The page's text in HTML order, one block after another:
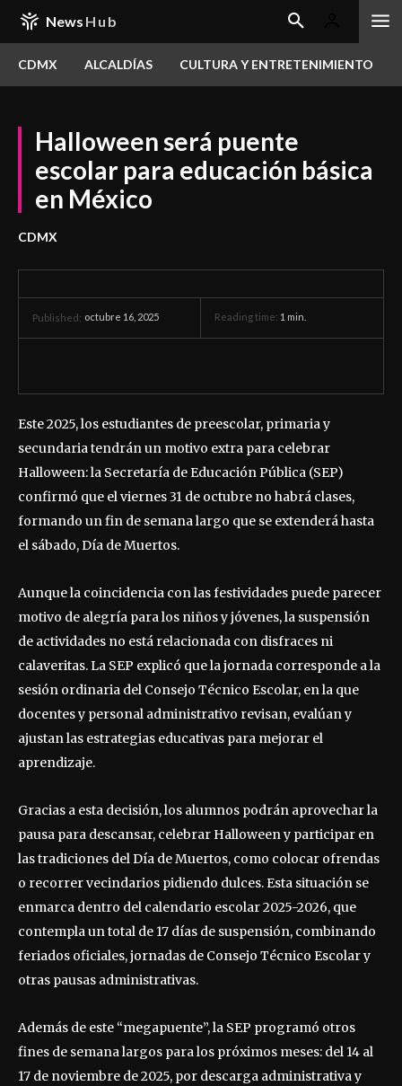
News Hub
CDMX ALCALDÍAS CULTURA Y ENTRETENIMIENTO
Halloween será puente
escolar para educación básica
en México
CDMX
Published: octubre 16, 2025 Reading time: 1 min.
Este 2025, los estudiantes de preescolar, primaria y
secundaria tendrán un motivo extra para celebrar
Halloween: la Secretaría de Educación Pública (SEP)
confirmó que el viernes 31 de octubre no habrá clases,
formando un fin de semana largo que se extenderá hasta
el sábado, Día de Muertos.
Aunque la coincidencia con las festividades puede parecer
motivo de alegría para los niños y jóvenes, la suspensión
de actividades no está relacionada con disfraces ni
calaveritas. La SEP explicó que la jornada corresponde a la
sesión ordinaria del Consejo Técnico Escolar, en la que
docentes y personal administrativo revisan, evalúan y
ajustan las estrategias educativas para mejorar el
aprendizaje.
Gracias a esta decisión, los alumnos podrán aprovechar la
pausa para descansar, celebrar Halloween y participar en
las tradiciones del Día de Muertos, como colocar ofrendas
o recorrer vecindarios pidiendo dulces. Esta situación se
enmarca dentro del calendario escolar 2025-2026, que
contempla un total de 17 días de suspensión, combinando
feriados oficiales, jornadas de Consejo Técnico Escolar y
otras pausas administrativas.
Además de este “megapuente”, la SEP programó otros
fines de semana largos para los próximos meses: del 14 al
17 de noviembre de 2025, por descarga administrativa y